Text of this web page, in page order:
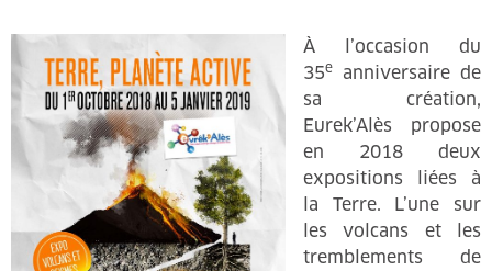
À l’occasion du
35e
anniversaire de
sa création,
Eurek’Alès propose
en 2018 deux
expositions liées à
la Terre. L’une sur
les volcans et les
tremblements de